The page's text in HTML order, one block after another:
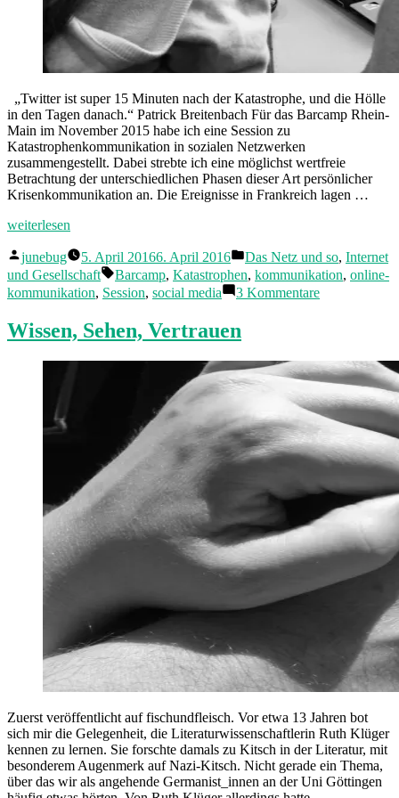
„Twitter ist super 15 Minuten nach der Katastrophe, und die Hölle
in den Tagen danach.“ Patrick Breitenbach Für das Barcamp Rhein-
Main im November 2015 habe ich eine Session zu
Katastrophenkommunikation in sozialen Netzwerken
zusammengestellt. Dabei strebte ich eine möglichst wertfreie
Betrachtung der unterschiedlichen Phasen dieser Art persönlicher
Krisenkommunikation an. Die Ereignisse in Frankreich lagen …
„Katastrophe!
in
sozialen
Netzwerken“
weiterlesen
Veröffentlicht
von
junebug 5. April 20166. April 2016
Veröffentlicht
in
Das Netz und so, Internet
und Gesellschaft
Schlagwörter:
Barcamp, Katastrophen, kommunikation, online-
kommunikation, Session, social media 3 Kommentarezu
Netzwerken
Wissen, Sehen, Vertrauen
Zuerst veröffentlicht auf fischundfleisch. Vor etwa 13 Jahren bot
sich mir die Gelegenheit, die Literaturwissenschaftlerin Ruth Klüger
kennen zu lernen. Sie forschte damals zu Kitsch in der Literatur, mit
besonderem Augenmerk auf Nazi-Kitsch. Nicht gerade ein Thema,
über das wir als angehende Germanist_innen an der Uni Göttingen